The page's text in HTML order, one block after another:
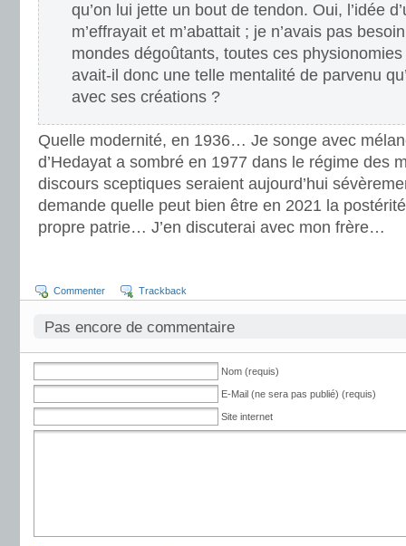
qu’on lui jette un bout de tendon. Oui, l’idée
m’effrayait et m’abattait ; je n’avais pas
mondes dégoûtants, toutes ces
avait-il donc une telle mentalité de parvenu
avec ses créations ?
Quelle modernité, en 1936… Je songe avec
d’Hedayat a sombré en 1977 dans le régime des
discours sceptiques seraient aujourd’hui
demande quelle peut bien être en 2021 la
propre patrie… J’en discuterai avec mon frère…
Commenter Trackback
Pas encore de commentaire
Nom (requis)
E-Mail (ne sera pas publié) (requis)
Site internet